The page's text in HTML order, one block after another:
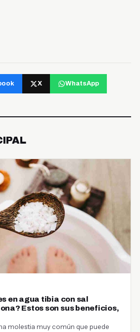
X WhatsApp
en agua tibia con sal
Estos son sus beneficios,
molestia muy común que puede